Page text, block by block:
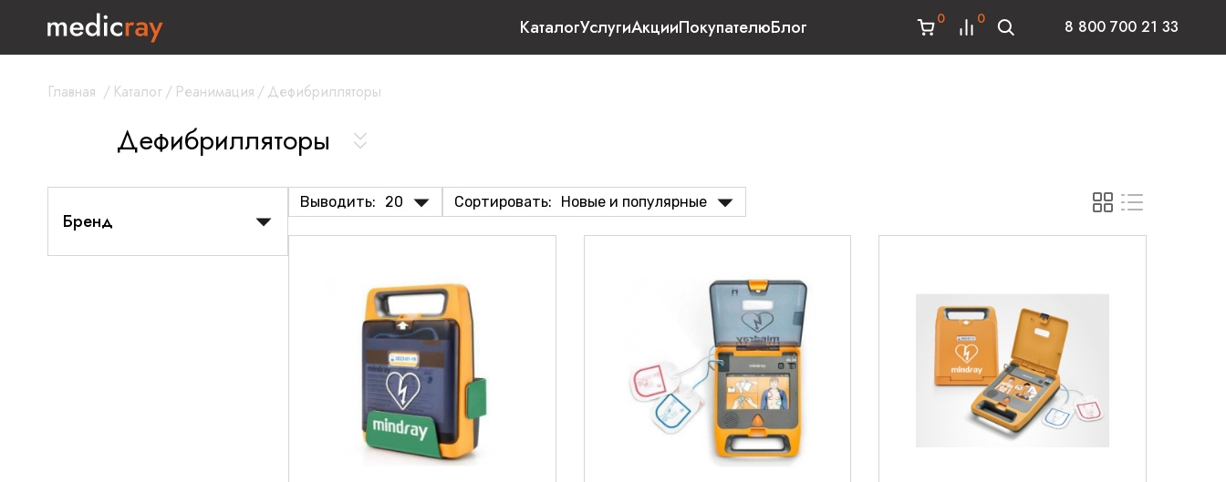
КаталогУслугиАкцииПокупателюБлог 0 0 8 800 700 21 33
Главная / Каталог/ Реанимация /Дефибрилляторы
Дефибрилляторы
Бренд
Выводить: 20 Сортировать: Новые и популярные